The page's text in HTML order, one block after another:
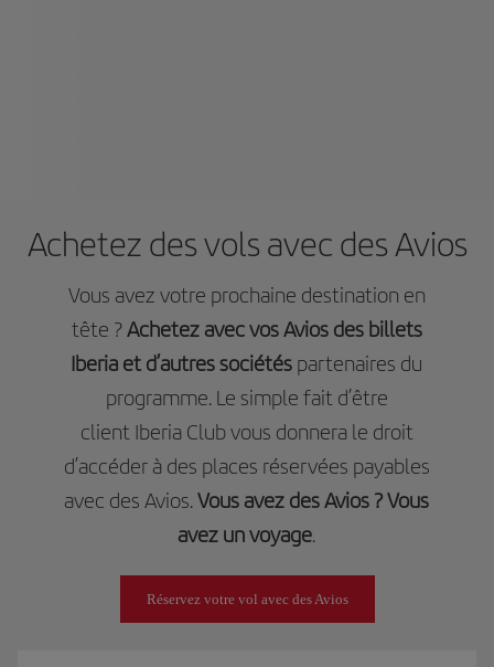
Achetez des vols avec des Avios
Vous avez votre prochaine destination en
tête ?Achetez avec vos Avios des billets
Iberia et d’autres sociétés partenaires du
programme. Le simple fait d’être
client Iberia Club vous donnera le droit
d’accéder à des places réservées payables
avec des Avios.Vous avez des Avios ? Vous
avez un voyage.
Réservez votre vol avec des Avios